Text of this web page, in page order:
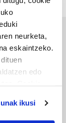
neurketa,
eskaintzeko.
edo
ikusi